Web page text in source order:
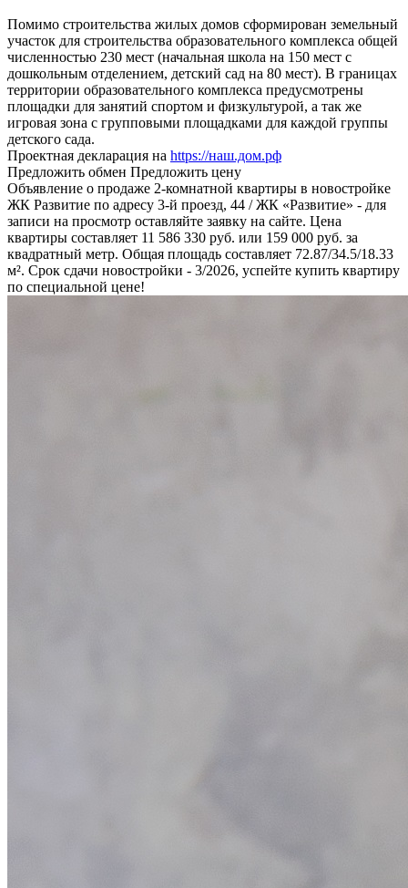
Помимо строительства жилых домов сформирован земельный
участок для строительства образовательного комплекса общей
численностью 230 мест (начальная школа на 150 мест с
дошкольным отделением, детский сад на 80 мест). В границах
территории образовательного комплекса предусмотрены
площадки для занятий спортом и физкультурой, а так же
игровая зона с групповыми площадками для каждой группы
детского сада.
Проектная декларация на https://наш.дом.рф
Предложить обмен Предложить цену
Объявление о продаже 2-комнатной квартиры в новостройке
ЖК Развитие по адресу 3-й проезд, 44 / ЖК «Развитие» - для
записи на просмотр оставляйте заявку на сайте. Цена
квартиры составляет 11 586 330 руб. или 159 000 руб. за
квадратный метр. Общая площадь составляет 72.87/34.5/18.33
м². Срок сдачи новостройки - 3/2026, успейте купить квартиру
по специальной цене!